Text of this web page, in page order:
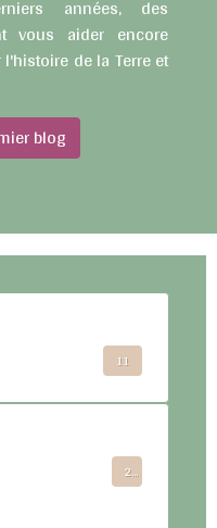
années, des
vous aider encore
de la Terre et
blog
11
2